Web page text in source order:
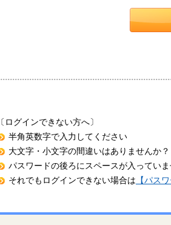
〔ログインできない方へ〕
半角英数字で入力してください
大文字・小文字の間違いはありませんか？
パスワードの後ろにスペースが入ってい
それでもログインできない場合は 【パス